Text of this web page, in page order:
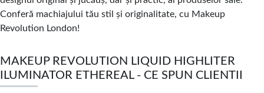
Conferă machiajului tău stil și originalitate, cu Makeup
Revolution London!
MAKEUP REVOLUTION LIQUID HIGHLITER
ILUMINATOR ETHEREAL - CE SPUN CLIENTII